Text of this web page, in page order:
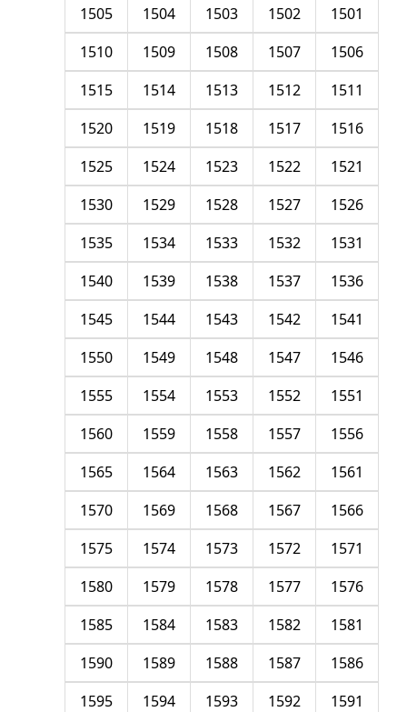
1501
1502
1503
1504
1505
1506
1507
1508
1509
1510
1511
1512
1513
1514
1515
1516
1517
1518
1519
1520
1521
1522
1523
1524
1525
1526
1527
1528
1529
1530
1531
1532
1533
1534
1535
1536
1537
1538
1539
1540
1541
1542
1543
1544
1545
1546
1547
1548
1549
1550
1551
1552
1553
1554
1555
1556
1557
1558
1559
1560
1561
1562
1563
1564
1565
1566
1567
1568
1569
1570
1571
1572
1573
1574
1575
1576
1577
1578
1579
1580
1581
1582
1583
1584
1585
1586
1587
1588
1589
1590
1591
1592
1593
1594
1595